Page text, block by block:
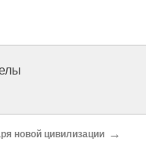
новой цивилизации →